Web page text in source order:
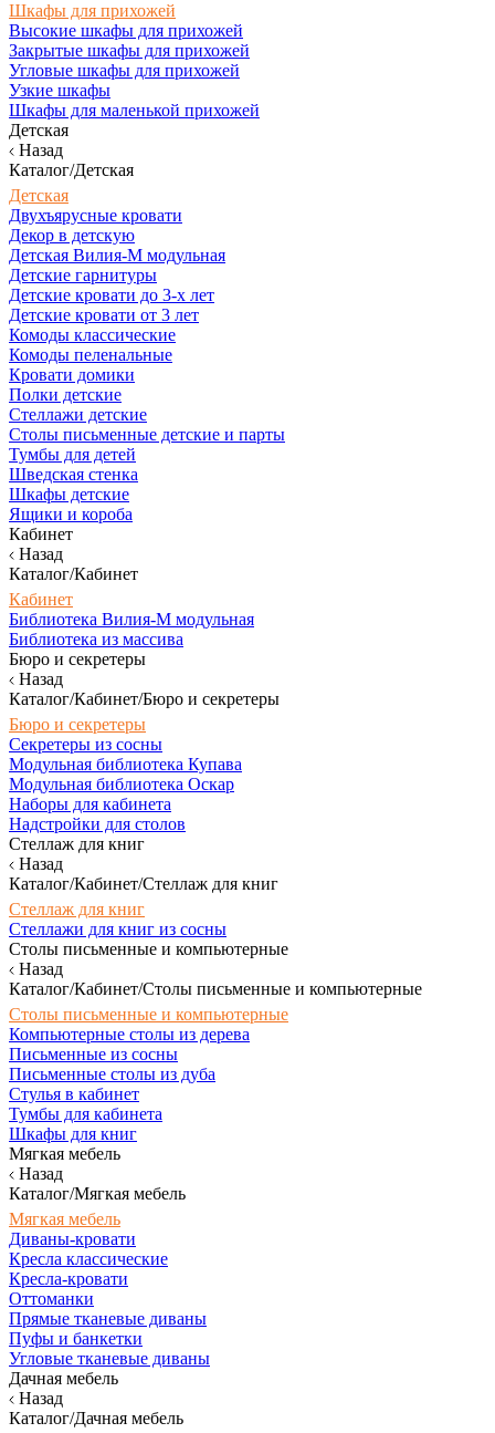
Шкафы для прихожей
Высокие шкафы для прихожей
Закрытые шкафы для прихожей
Угловые шкафы для прихожей
Узкие шкафы
Шкафы для маленькой прихожей
Детская
Назад
Каталог/Детская
Детская
Двухъярусные кровати
Декор в детскую
Детская Вилия-М модульная
Детские гарнитуры
Детские кровати до 3-х лет
Детские кровати от 3 лет
Комоды классические
Комоды пеленальные
Кровати домики
Полки детские
Стеллажи детские
Столы письменные детские и парты
Тумбы для детей
Шведская стенка
Шкафы детские
Ящики и короба
Кабинет
Назад
Каталог/Кабинет
Кабинет
Библиотека Вилия-М модульная
Библиотека из массива
Бюро и секретеры
Назад
Каталог/Кабинет/Бюро и секретеры
Бюро и секретеры
Секретеры из сосны
Модульная библиотека Купава
Модульная библиотека Оскар
Наборы для кабинета
Надстройки для столов
Стеллаж для книг
Назад
Каталог/Кабинет/Стеллаж для книг
Стеллаж для книг
Стеллажи для книг из сосны
Столы письменные и компьютерные
Назад
Каталог/Кабинет/Столы письменные и компьютерные
Столы письменные и компьютерные
Компьютерные столы из дерева
Письменные из сосны
Письменные столы из дуба
Стулья в кабинет
Тумбы для кабинета
Шкафы для книг
Мягкая мебель
Назад
Каталог/Мягкая мебель
Мягкая мебель
Диваны-кровати
Кресла классические
Кресла-кровати
Оттоманки
Прямые тканевые диваны
Пуфы и банкетки
Угловые тканевые диваны
Дачная мебель
Назад
Каталог/Дачная мебель